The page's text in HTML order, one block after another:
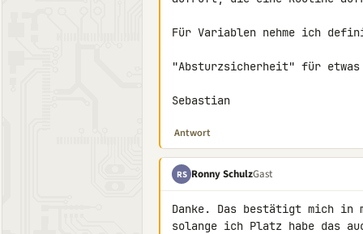
Für Variablen nehme ich
"Absturzsicherheit" für etwas
Sebastian
Antwort
RS Ronny SchulzGast
Danke. Das bestätigt mich in
solange ich Platz habe das